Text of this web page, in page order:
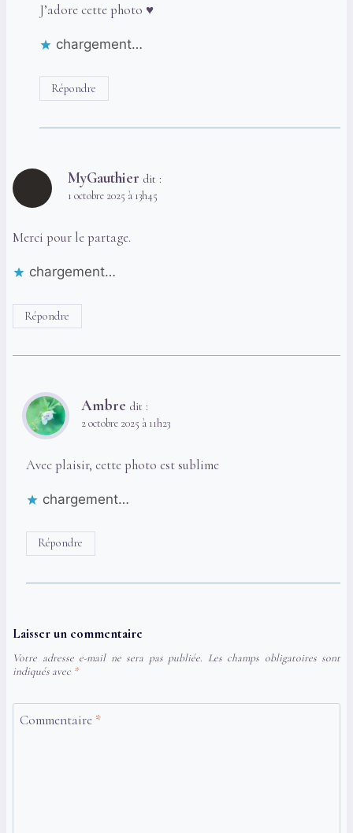
J’adore cette photo ♥
chargement…
Répondre
MyGauthier dit :
1 octobre 2025 à 13h45
Merci pour le partage.
chargement…
Répondre
Ambre dit :
2 octobre 2025 à 11h23
Avec plaisir, cette photo est sublime
chargement…
Répondre
Laisser un commentaire
Votre adresse e-mail ne sera pas publiée. Les champs obligatoires sont
indiqués avec *
Commentaire *